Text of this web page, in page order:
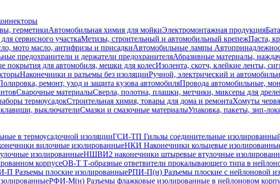
герметикиАвтомобильная химия для мойкиЭлектромонтажная продукция
сервисного участкаМетизы, строительный и автомобильный крепежПаста,
мото масло, антифризы и присадкиАвтомобильные лампы
предохранители и держатели предохранителяАбразивные материалы,
покрытия для автомобиля, мешки для колесИзолента, скотч, клейкие ленты,
Наконечники и разъемы без изоляцииРучной, электрический и
ремонт, уход и защита кузова автомобиляПровода автомобильные,
Сварочные материалыСверла, полотна, плашки, метчики, миксеры для
термоусадокСтроительная химия, товары для дома и ремонтаХомуты
выключателиСмазки и смазочные материалыУпаковка, пакеты, зип-
в термоусадочной изоляцииГСИ-ТП Гильзы соединительные
вилочные изолированныеНКИ Наконечники кольцевые
изолированныеНШВИ2 наконечники штыревые втулочные
корпусеОВ-Т Т-образные ответвители прокалывающего типа в
П Разъемы плоские изолированныеРПИ-П(н) Разъемы плоские с нейлоновой
РФИ-М(н) Разъемы флажковые изолированные в нейлоновом